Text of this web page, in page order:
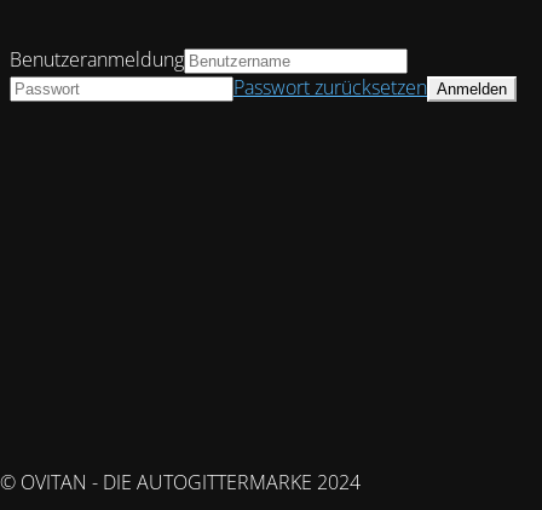
© OVITAN - DIE AUTOGITTERMARKE 2024
Benutzeranmeldung
Passwort zurücksetzen